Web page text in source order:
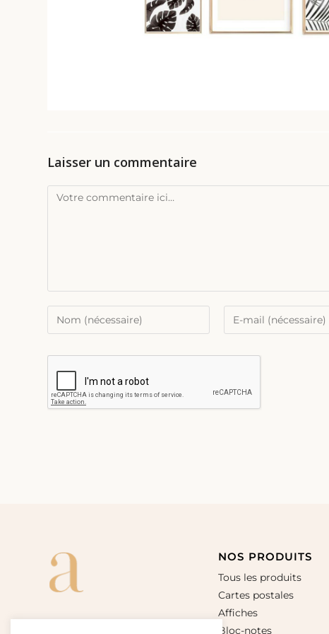
Laisser un commentaire
NOS PRODUITS
Tous les produits
Cartes postales
Affiches
Bloc-notes